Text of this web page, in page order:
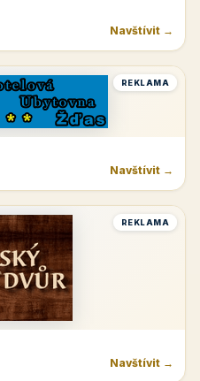
Navštívit →
REKLAMA
Navštívit →
REKLAMA
Navštívit →